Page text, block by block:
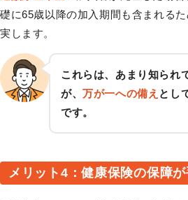
礎に65歳以降の加入期間も含まれる
実します。
これらは、あまり知られ
が、万が一への備え とし
です。
メリット4：健康保険の保障